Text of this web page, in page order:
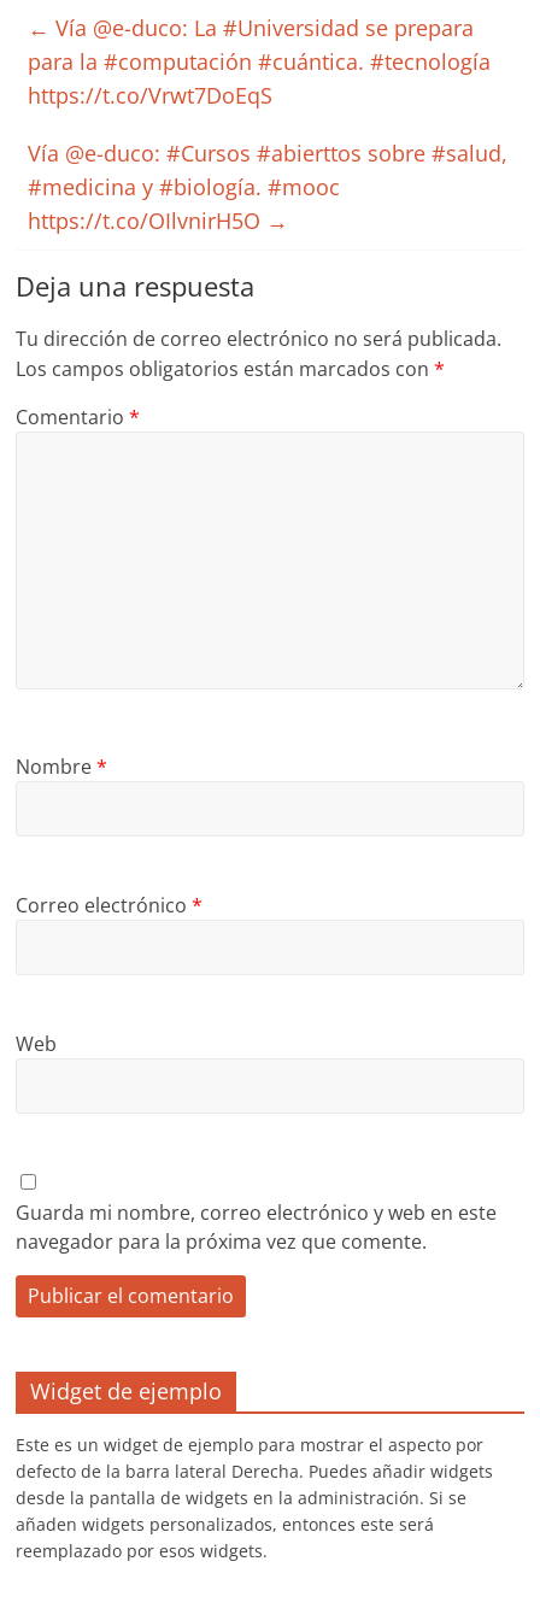
← Vía @e-duco: La #Universidad se prepara
para la #computación #cuántica. #tecnología
https://t.co/Vrwt7DoEqS
Vía @e-duco: #Cursos #abierttos sobre #salud,
#medicina y #biología. #mooc
https://t.co/OIlvnirH5O →
Deja una respuesta
Tu dirección de correo electrónico no será publicada.
Los campos obligatorios están marcados con*
Comentario*
Nombre*
Correo electrónico*
Web
Guarda mi nombre, correo electrónico y web en este
navegador para la próxima vez que comente.
Widget de ejemplo
Este es un widget de ejemplo para mostrar el aspecto por
defecto de la barra lateral Derecha. Puedes añadir widgets
desde la pantalla de widgets en la administración. Si se
añaden widgets personalizados, entonces este será
reemplazado por esos widgets.